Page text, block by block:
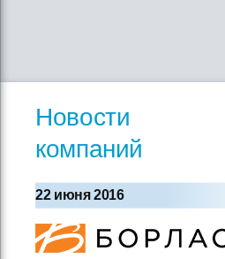
Новости
компаний
22 июня 2016